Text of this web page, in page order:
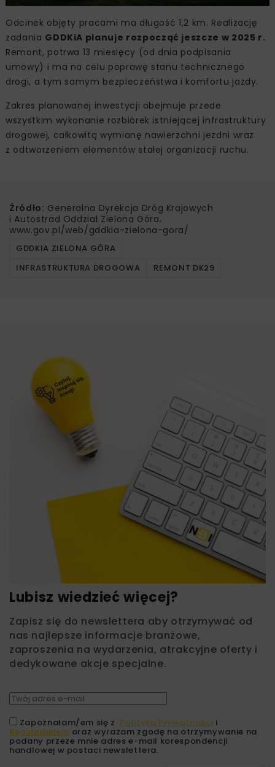
Odcinek objęty pracami ma długość 1,2 km. Realizację
zadania GDDKiA planuje rozpocząć jeszcze w 2025 r.
Remont, potrwa 13 miesięcy (od dnia podpisania
umowy) i ma na celu poprawę stanu technicznego
drogi, a tym samym bezpieczeństwa i komfortu jazdy.
Zakres planowanej inwestycji obejmuje przede
wszystkim wykonanie rozbiórek istniejącej infrastruktury
drogowej, całkowitą wymianę nawierzchni jezdni wraz
z odtworzeniem elementów stałej organizacji ruchu.
Źródło: Generalna Dyrekcja Dróg Krajowych
i Autostrad Oddział Zielona Góra,
www.gov.pl/web/gddkia-zielona-gora/
GDDKIA ZIELONA GÓRA
INFRASTRUKTURA DROGOWA
REMONT DK29
Lubisz wiedzieć więcej?
Zapisz się do newslettera aby otrzymywać od
nas najlepsze informacje branżowe,
zaproszenia na wydarzenia, atrakcyjne oferty i
dedykowane akcje specjalne.
Zapoznałam/em się z Polityką Prywatności i
Regulaminem oraz wyrażam zgodę na otrzymywanie na
podany przeze mnie adres e-mail korespondencji
handlowej w postaci newslettera.